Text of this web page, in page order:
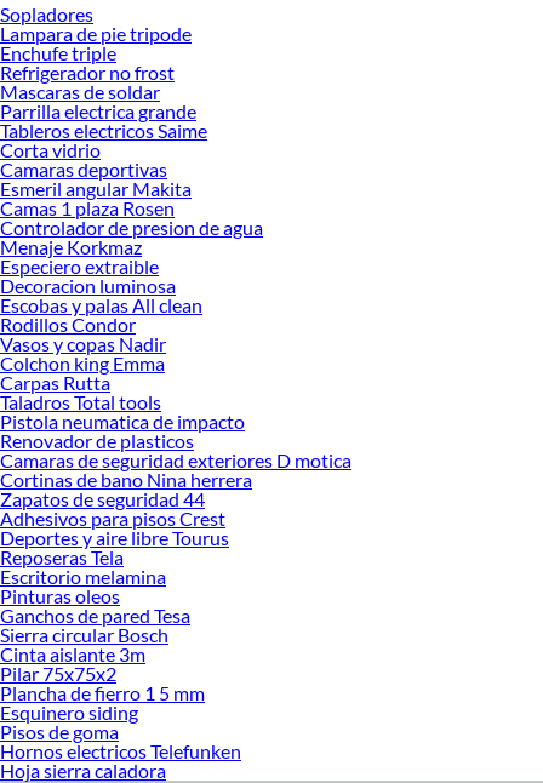
Sopladores
Lampara de pie tripode
Enchufe triple
Refrigerador no frost
Mascaras de soldar
Parrilla electrica grande
Tableros electricos Saime
Corta vidrio
Camaras deportivas
Esmeril angular Makita
Camas 1 plaza Rosen
Controlador de presion de agua
Menaje Korkmaz
Especiero extraible
Decoracion luminosa
Escobas y palas All clean
Rodillos Condor
Vasos y copas Nadir
Colchon king Emma
Carpas Rutta
Taladros Total tools
Pistola neumatica de impacto
Renovador de plasticos
Camaras de seguridad exteriores D motica
Cortinas de bano Nina herrera
Zapatos de seguridad 44
Adhesivos para pisos Crest
Deportes y aire libre Tourus
Reposeras Tela
Escritorio melamina
Pinturas oleos
Ganchos de pared Tesa
Sierra circular Bosch
Cinta aislante 3m
Pilar 75x75x2
Plancha de fierro 1 5 mm
Esquinero siding
Pisos de goma
Hornos electricos Telefunken
Hoja sierra caladora